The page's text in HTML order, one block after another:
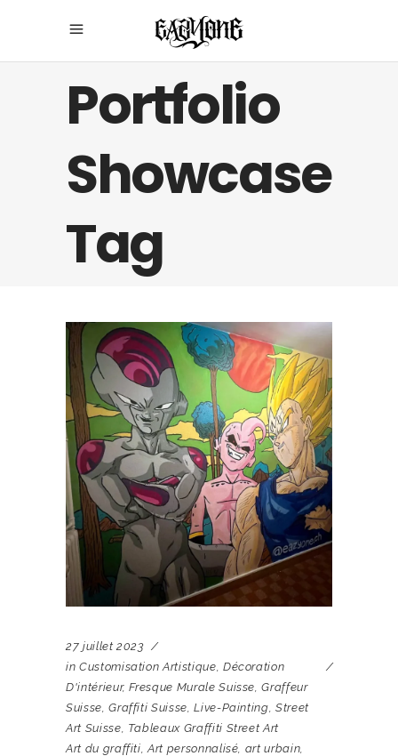
Portfolio
Showcase
Tag
27 juillet 2023
in Customisation Artistique Décoration
D'intérieur,Fresque Murale Suisse ,Graffeur
Suisse ,Graffiti Suisse ,Live-Painting ,Street
Art Suisse Tableaux Graffiti Street Art
Art du graffiti ,Art personnalisé art urbain